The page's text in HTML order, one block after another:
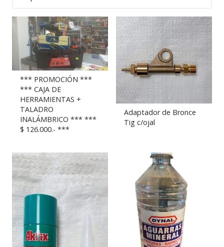
*** PROMOCIÓN ***
*** CAJA DE
HERRAMIENTAS +
TALADRO
INALÁMBRICO *** ***
$ 126.000.- ***
Adaptador de Bronce
Tig c/ojal